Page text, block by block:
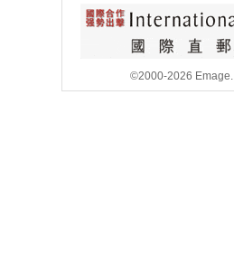
©2000-2026 Emage.